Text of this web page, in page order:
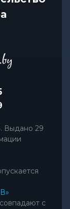
Выдано 29
с